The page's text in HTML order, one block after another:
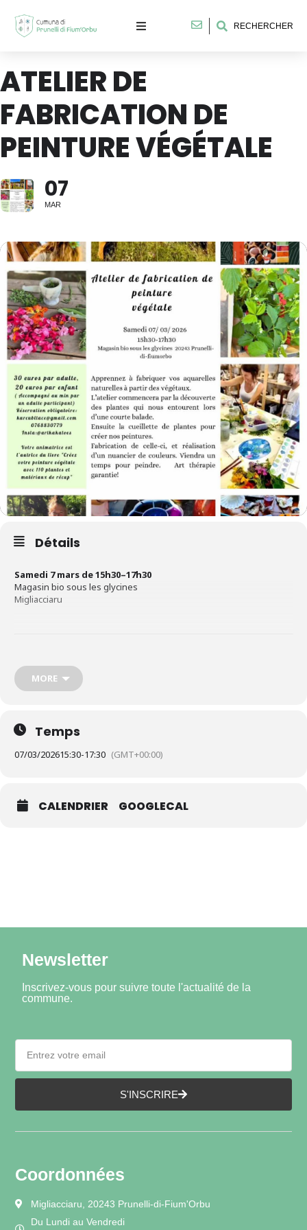
RECHERCHER
ATELIER DE
FABRICATION DE
PEINTURE VÉGÉTALE
07
MAR
Détails
Samedi 7 mars de15h30–17h30
Magasin bio sous les glycines
Migliacciaru
30 € par adulte
20 € par enfant
(Accompagné au min par un adulte participant)
0768830779
Insta : @artkabatos
Viendra un temps pour peindre.
MORE
Temps
07/03/202615:30-17:30 (GMT+00:00)
CALENDRIER GOOGLECAL
Newsletter
Inscrivez-vous pour suivre toute l'actualité de la
commune.
S'INSCRIRE
Coordonnées
Migliacciaru, 20243 Prunelli-di-Fium'Orbu
Du Lundi au Vendredi